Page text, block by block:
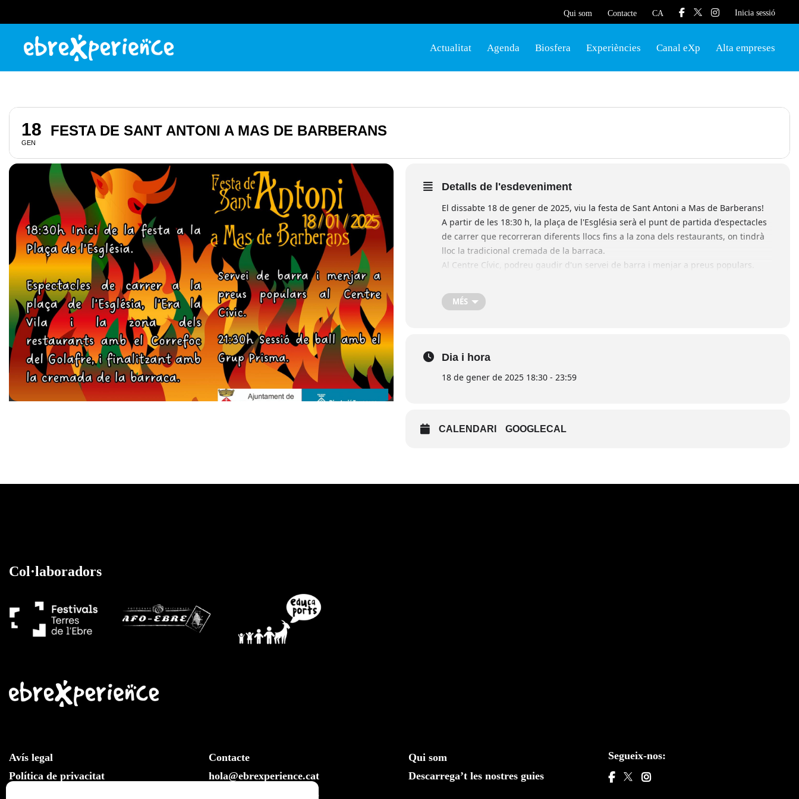
Qui som Contacte CA Inicia sessió
Actualitat Agenda Biosfera Experiències Canal eXp Alta empreses
18
GEN
FESTA DE SANT ANTONI A MAS DE BARBERANS
Detalls de l'esdeveniment
El dissabte 18 de gener de 2025, viu la festa de Sant Antoni a Mas de Barberans!
A partir de les 18:30 h, la plaça de l'Església serà el punt de partida d'espectacles
de carrer que recorreran diferents llocs fins a la zona dels restaurants, on tindrà
lloc la tradicional cremada de la barraca.
Al Centre Cívic, podreu gaudir d'un servei de barra i menjar a preus populars.
MÉS
Dia i hora
18 de gener de 2025 18:30 - 23:59
CALENDARI GOOGLECAL
Col·laboradors
Avís legal
Política de privacitat
Contacte
hola@ebrexperience.cat
610 20 33 25
Qui som
Descarrega’t les nostres guies
Segueix-nos: